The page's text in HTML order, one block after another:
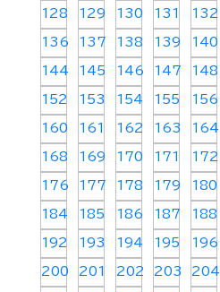
128 129 130 131 132
136 137 138 139 140
144 145 146 147 148
152 153 154 155 156
160 161 162 163 164
168 169 170 171 172
176 177 178 179 180
184 185 186 187 188
192 193 194 195 196
200 201 202 203 204